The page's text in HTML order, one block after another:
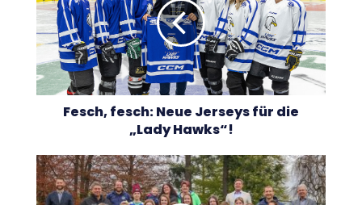
Jerseys
für
die
„Lady
Hawks“!
Fesch, fesch: Neue Jerseys für die
„Lady Hawks“!
Eintrag
ins
Sportbuch